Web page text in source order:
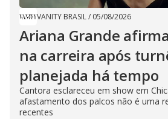
VANITY BRASIL/ 05/08/2026
Ariana Grande
na carreira após
planejada há tempo
Cantora esclareceu em show em
afastamento dos palcos não é uma
recentes